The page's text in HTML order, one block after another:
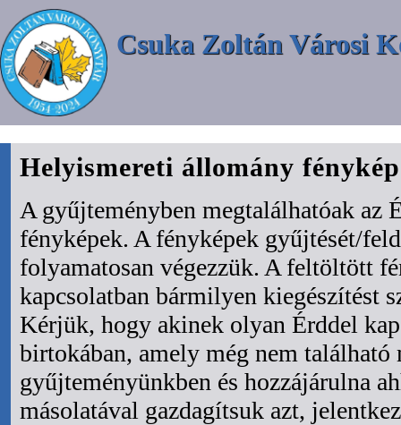
Csuka Zoltán Városi
Helyismereti állomány
A gyűjteményben megtalálhatóak az
fényképek. A fényképek gyűjtését/
folyamatosan végezzük. A feltöltött
kapcsolatban bármilyen kiegészítést
Kérjük, hogy akinek olyan Érddel
birtokában, amely még nem található
gyűjteményünkben és hozzájárulna
másolatával gazdagítsuk azt,